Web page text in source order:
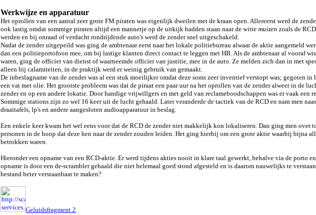
Werkwijze en apparatuur
Het oprollen van een aantal zeer grote FM piraten was eigenlijk dweilen met de kraan open. Allereerst werd de
ook lastig omdat sommige piraten altijd een mannetje op de uitkijk hadden staan naar de witte muizen zoals de
werden en bij onraad of verdacht rondrijdende auto's werd de zender snel uitgeschakeld.
Nadat de zender uitgepeild was ging de ambtenaar eerst naar het lokale politiebureau alwaar de aktie aangemeld
dan een politieportofoon mee, om bij lastige klanten direct contact te leggen met HB. Als de ambtenaar al vooraf
waren, ging de officier van dienst of waarneemde officier van justitie, mee in de auto. Ze melden zich dan in met
alleen bij calamiteiten, in de praktijk werd er weinig gebruik van gemaakt.
De inbeslagname van de zender was al een stuk moeilijker omdat deze soms zeer inventief verstopt was; gegoten
een vat met olie. Het grootste probleem was dat de piraat een paar uur na het oprollen van de zender alweer in de
zender en op een andere lokatie. Door handige vrijwillgers en met geld van reclameboodschappen was er vaak een
Sommige stations zijn zo wel 16 keer uit de lucht gehaald. Later veranderde de tactiek van de RCD en nam men
draaitafels, lp's en andere aangesloten audioapparatuur in beslag.
Een enkele keer kwam het wel eens voor dat de RCD de zender niet makkelijk kon lokaliseren. Dan ging men over
personen in de hoop dat deze hen naar de zender zouden leiden. Het ging hierbij om een grote aktie waarbij bijna
betrokken waren.
Hieronder een opname van een RCD-aktie. Er werd tijdens akties nooit in klare taal gewerkt, behalve via de porto
opname is door een de-scrambler gehaald die niet helemaal goed stond afgesteld en is daarom nauwelijks te
bestand beter verstaanbaar te maken?
Geluidsfragment 2